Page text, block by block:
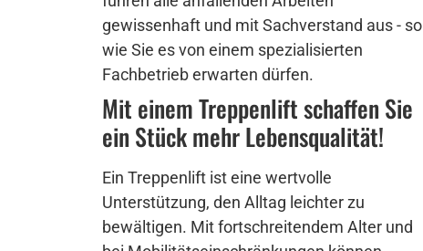
gewissenhaft und mit Sachverstand aus - so
wie Sie es von einem spezialisierten
Fachbetrieb erwarten dürfen.
Mit einem Treppenlift schaffen Sie
ein Stück mehr Lebensqualität!
Ein Treppenlift ist eine wertvolle
Unterstützung, den Alltag leichter zu
bewältigen. Mit fortschreitendem Alter und